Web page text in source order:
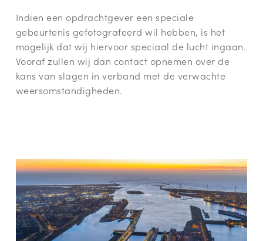
Indien een opdrachtgever een speciale
gebeurtenis gefotografeerd wil hebben, is het
mogelijk dat wij hiervoor speciaal de lucht ingaan.
Vooraf zullen wij dan contact opnemen over de
kans van slagen in verband met de verwachte
weersomstandigheden.